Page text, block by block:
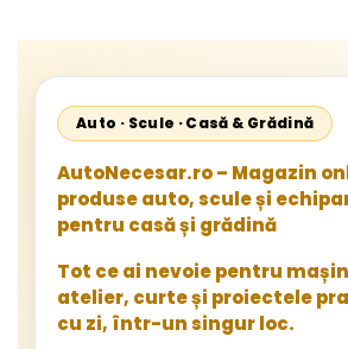
Auto · Scule · Casă & Grădină
AutoNecesar.ro – Magazin
produse auto, scule și
pentru casă și grădină
Tot ce ai nevoie pentru
atelier, curte și proiectele
cu zi, într-un singur loc.